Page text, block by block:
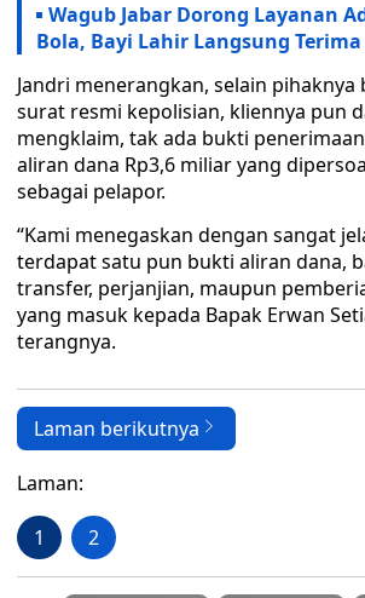
Wagub Jabar Dorong Layanan
Bola, Bayi Lahir Langsung
Jandri menerangkan, selain
surat resmi kepolisian, kliennya pun
mengklaim, tak ada bukti
aliran dana Rp3,6 miliar yang
sebagai pelapor.
“Kami menegaskan dengan sangat
terdapat satu pun bukti aliran dana,
transfer, perjanjian, maupun
yang masuk kepada Bapak Erwan
terangnya.
Laman berikutnya
Laman:
1 2